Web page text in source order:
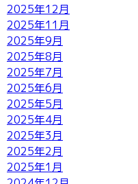
2025年12月
2025年11月
2025年9月
2025年8月
2025年7月
2025年6月
2025年5月
2025年4月
2025年3月
2025年2月
2025年1月